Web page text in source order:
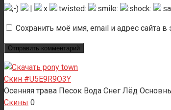
Сохранить моё имя, email и адрес сайта
Скин #U5E9R9O3Y
Осенняя трава Песок Вода Снег Лёд
Скины 0